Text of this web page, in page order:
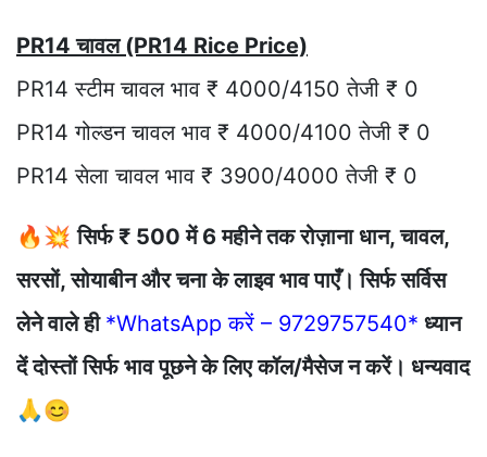
PR14 चावल (PR14 Rice Price)
PR14 स्टीम चावल भाव ₹ 4000/4150 तेजी ₹ 0
PR14 गोल्डन चावल भाव ₹ 4000/4100 तेजी ₹ 0
PR14 सेला चावल भाव ₹ 3900/4000 तेजी ₹ 0
🔥💥सिर्फ ₹ 500 में 6 महीने तक रोज़ाना धान, चावल,
सरसों, सोयाबीन और चना के लाइव भाव पाएँ। सिर्फ सर्विस
लेने वाले ही *WhatsApp करें – 9729757540* ध्यान
दें दोस्तों सिर्फ भाव पूछने के लिए कॉल/मैसेज न करें। धन्यवाद
🙏😊